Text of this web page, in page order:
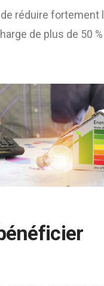
réduire fortement
de plus de 50